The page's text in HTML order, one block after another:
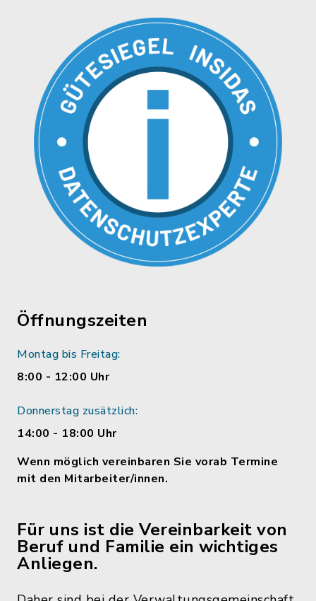
Öffnungszeiten
Montag bis Freitag:
8:00 - 12:00 Uhr
Donnerstag zusätzlich:
14:00 - 18:00 Uhr
Wenn möglich vereinbaren Sie vorab Termine
mit den Mitarbeiter/innen.
Für uns ist die Vereinbarkeit von
Beruf und Familie ein wichtiges
Anliegen.